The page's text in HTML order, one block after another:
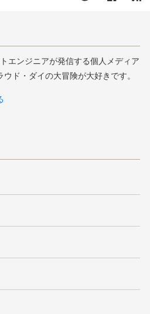
エンジニアが発信する個人メディア
ド・ダイの大冒険が大好きです。